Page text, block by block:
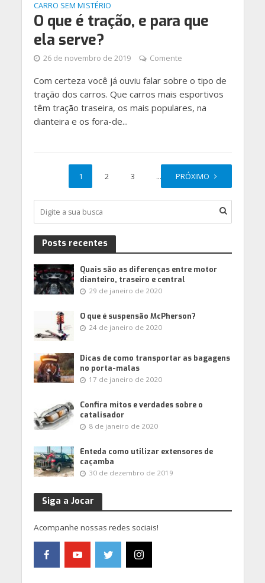
CARRO SEM MISTÉRIO
O que é tração, e para que
ela serve?
26 de novembro de 2019 Comente
Com certeza você já ouviu falar sobre o tipo de
tração dos carros. Que carros mais esportivos
têm tração traseira, os mais populares, na
dianteira e os fora-de...
1 2 3 … 27
PRÓXIMO
Posts recentes
Quais são as diferenças entre motor
dianteiro, traseiro e central
29 de janeiro de 2020
O que é suspensão McPherson?
24 de janeiro de 2020
Dicas de como transportar as bagagens
no porta-malas
17 de janeiro de 2020
Confira mitos e verdades sobre o
catalisador
8 de janeiro de 2020
Enteda como utilizar extensores de
caçamba
30 de dezembro de 2019
Siga a Jocar
Acompanhe nossas redes sociais!